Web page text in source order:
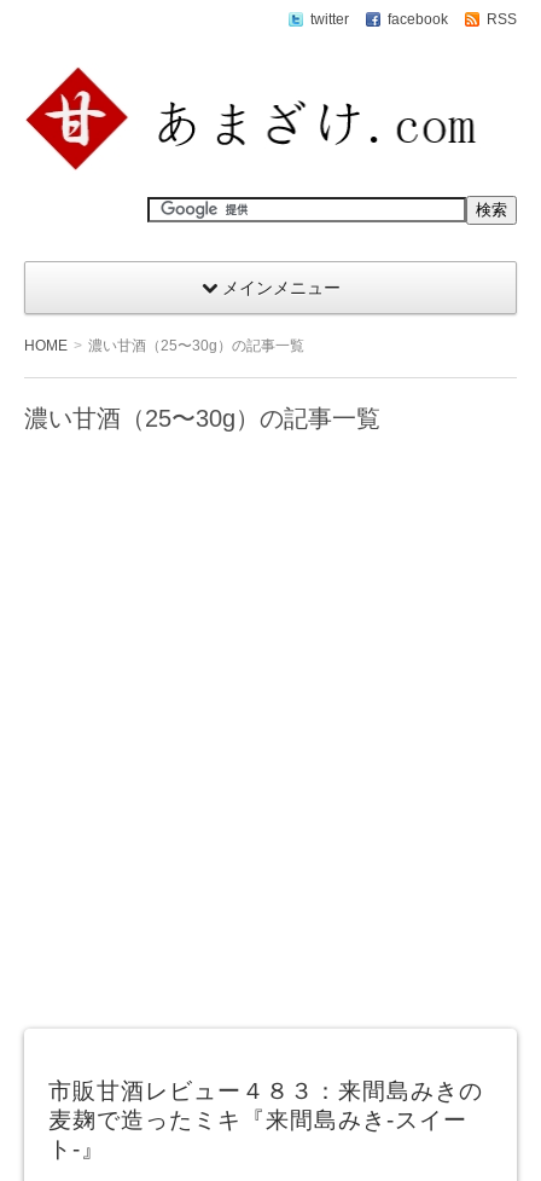
twitter facebook RSS
メインメニュー
HOME 濃い甘酒（25〜30g）の記事一覧
濃い甘酒（25〜30g）の記事一覧
市販甘酒レビュー４８３：来間島みきの
麦麹で造ったミキ『来間島みき‐スイー
ト‐』